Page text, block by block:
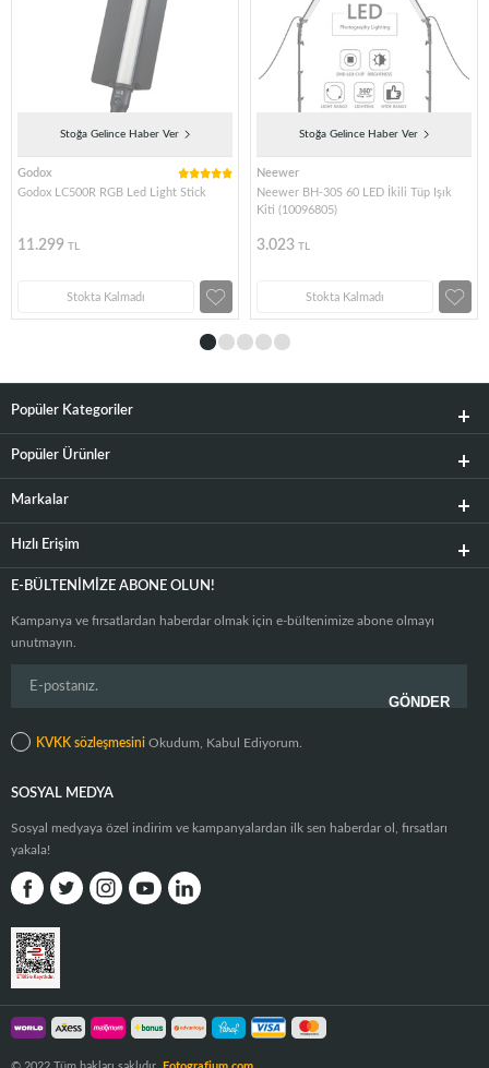
Stoğa Gelince Haber Ver
Godox
Godox LC500R RGB Led Light Stick
11.299 TL
Stokta Kalmadı
Stoğa Gelince Haber Ver
Neewer
Neewer BH-30S 60 LED İkili Tüp Işık
Kiti (10096805)
3.023 TL
Stokta Kalmadı
Popüler Kategoriler
Popüler Ürünler
Markalar
Hızlı Erişim
E-BÜLTENIMIZE ABONE OLUN!
Kampanya ve fırsatlardan haberdar olmak için e-bültenimize abone olmayı
unutmayın.
KVKK sözleşmesini Okudum, Kabul Ediyorum.
SOSYAL MEDYA
Sosyal medyaya özel indirim ve kampanyalardan ilk sen haberdar ol, fırsatları
yakala!